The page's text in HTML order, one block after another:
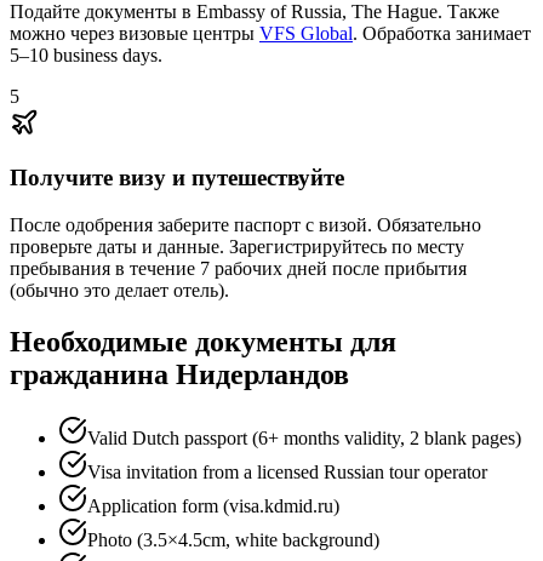
Подайте документы в Embassy of Russia, The Hague. Также
можно через визовые центры VFS Global. Обработка занимает
5–10 business days.
5
Получите визу и путешествуйте
После одобрения заберите паспорт с визой. Обязательно
проверьте даты и данные. Зарегистрируйтесь по месту
пребывания в течение 7 рабочих дней после прибытия
(обычно это делает отель).
Необходимые документы для
гражданина Нидерландов
Valid Dutch passport (6+ months validity, 2 blank pages)
Visa invitation from a licensed Russian tour operator
Application form (visa.kdmid.ru)
Photo (3.5×4.5cm, white background)